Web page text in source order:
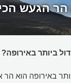
הגעש
ביותר באירופה?
באירופה הוא